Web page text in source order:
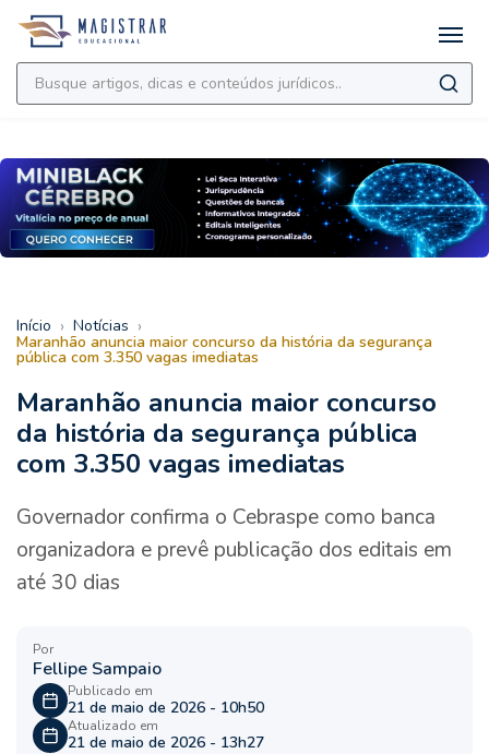
Início › Notícias ›
Maranhão anuncia maior concurso da história da segurança
pública com 3.350 vagas imediatas
Maranhão anuncia maior concurso
da história da segurança pública
com 3.350 vagas imediatas
Governador confirma o Cebraspe como banca
organizadora e prevê publicação dos editais em
até 30 dias
Por
Fellipe Sampaio
Publicado em
21 de maio de 2026 - 10h50
Atualizado em
21 de maio de 2026 - 13h27